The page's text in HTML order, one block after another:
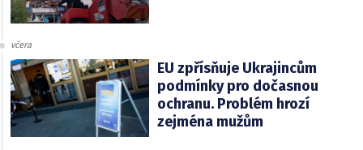
včera
EU zpřísňuje Ukrajincům
podmínky pro dočasnou
ochranu. Problém hrozí
zejména mužům